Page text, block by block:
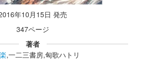
年10月15日 発売
347ページ
著者
,一二三書房,匈歌ハトリ